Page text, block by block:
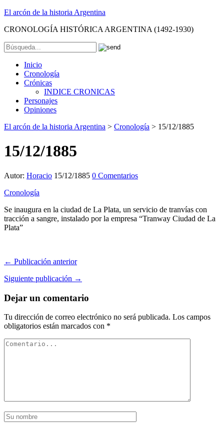
El arcón de la historia Argentina
CRONOLOGÍA HISTÓRICA ARGENTINA (1492-1930)
Inicio
Cronología
Crónicas
INDICE CRONICAS
Personajes
Opiniones
El arcón de la historia Argentina > Cronología > 15/12/1885
15/12/1885
Autor: Horacio 15/12/1885 0 Comentarios
Cronología
Se inaugura en la ciudad de La Plata, un servicio de tranvías con
tracción a sangre, instalado por la empresa “Tranway Ciudad de La
Plata”
← Publicación anterior
Siguiente publicación →
Dejar un comentario
Tu dirección de correo electrónico no será publicada. Los campos
obligatorios están marcados con *